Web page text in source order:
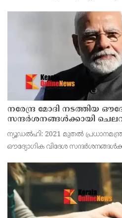
വിവിധപദ്ധതികളുടെ
നരേന്ദ്ര മോദി നടത്തിയ
സന്ദർശനങ്ങൾക്കായി
ന്യൂഡൽഹി: 2021 മുതൽ
ഔദ്യോഗിക വിദേശ
സിംഗ്, ഡോ. വി. ശിവദാസൻ